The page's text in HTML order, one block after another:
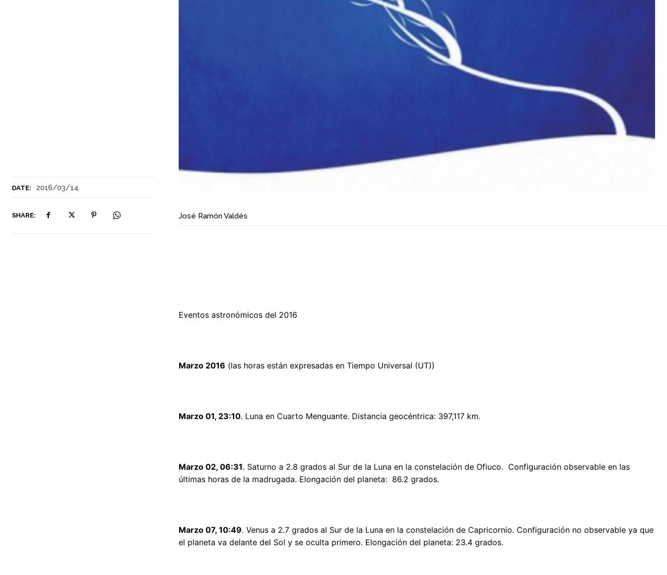
DATE: 2016/03/14
SHARE: José Ramón Valdés
Eventos astronómicos del 2016
Marzo 2016 (las horas están expresadas en Tiempo Universal (UT))
Marzo 01, 23:10. Luna en Cuarto Menguante. Distancia geocéntrica: 397,117 km.
Marzo 02, 06:31. Saturno a 2.8 grados al Sur de la Luna en la constelación de Ofiuco. Configuración observable en las
últimas horas de la madrugada. Elongación del planeta: 86.2 grados.
Marzo 07, 10:49. Venus a 2.7 grados al Sur de la Luna en la constelación de Capricornio. Configuración no observable ya que
el planeta va delante del Sol y se oculta primero. Elongación del planeta: 23.4 grados.